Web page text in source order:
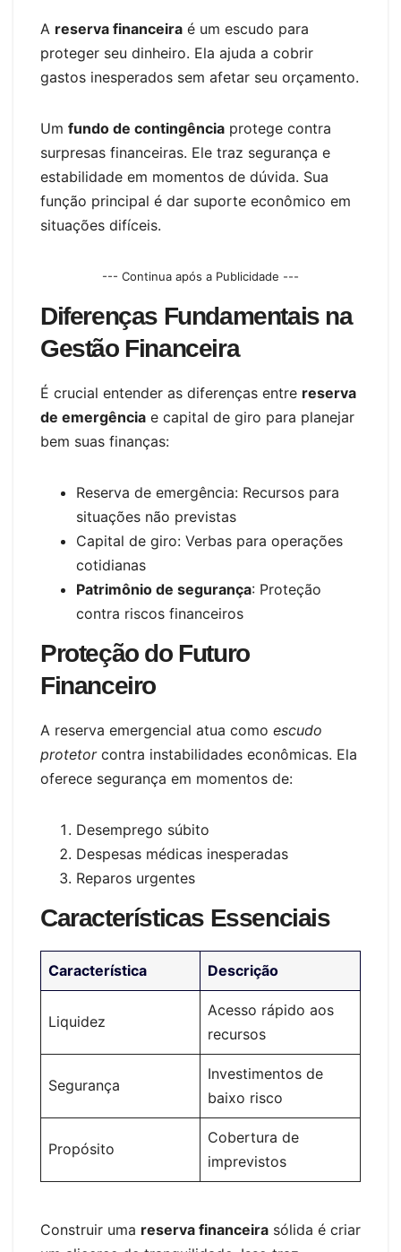
A reserva financeira é um escudo para
proteger seu dinheiro. Ela ajuda a cobrir
gastos inesperados sem afetar seu orçamento.
Um fundo de contingência protege contra
surpresas financeiras. Ele traz segurança e
estabilidade em momentos de dúvida. Sua
função principal é dar suporte econômico em
situações difíceis.
--- Continua após a Publicidade ---
Diferenças Fundamentais na
Gestão Financeira
É crucial entender as diferenças entre reserva
de emergência e capital de giro para planejar
bem suas finanças:
Reserva de emergência: Recursos para
situações não previstas
Capital de giro: Verbas para operações
cotidianas
Patrimônio de segurança: Proteção
contra riscos financeiros
Proteção do Futuro
Financeiro
A reserva emergencial atua como escudo
protetorcontra instabilidades econômicas. Ela
oferece segurança em momentos de:
Desemprego súbito
Despesas médicas inesperadas
Reparos urgentes
Características Essenciais
Característica Descrição
Liquidez
Acesso rápido aos
recursos
Segurança
Investimentos de
baixo risco
Propósito
Cobertura de
imprevistos
Construir uma reserva financeira sólida é criar